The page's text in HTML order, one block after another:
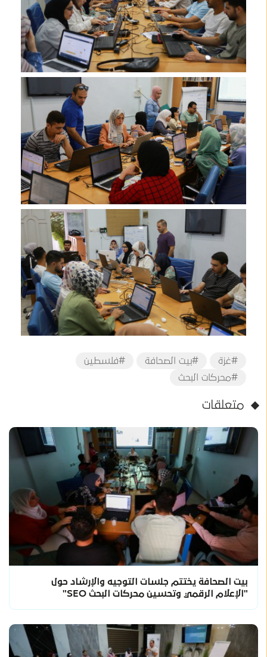
#غزة #بيت الصحافة
#فلسطين
#محركات البحث
متعلقات
بيت الصحافة يختتم جلسات التوجيه والإرشاد حول
"الإعلام الرقمي وتحسين محركات البحث SEO"